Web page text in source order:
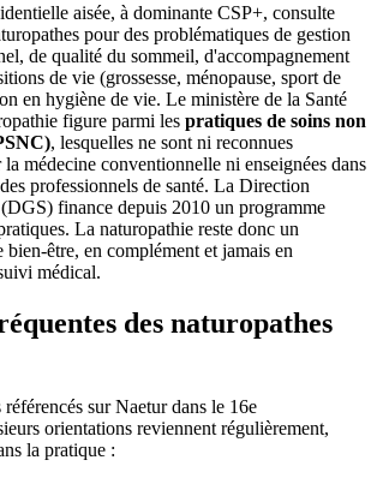
aisée, à dominante CSP+, consulte
pour des problématiques de gestion
de qualité du sommeil, d'accompagnement
de vie (grossesse, ménopause, sport de
en hygiène de vie. Le ministère de la Santé
figure parmi les pratiques de soins non
, lesquelles ne sont ni reconnues
médecine conventionnelle ni enseignées dans
professionnels de santé. La Direction
(DGS) finance depuis 2010 un programme
La naturopathie reste donc un
bien-être, en complément et jamais en
médical.
des naturopathes
sur Naetur dans le 16e
orientations reviennent régulièrement,
la pratique :